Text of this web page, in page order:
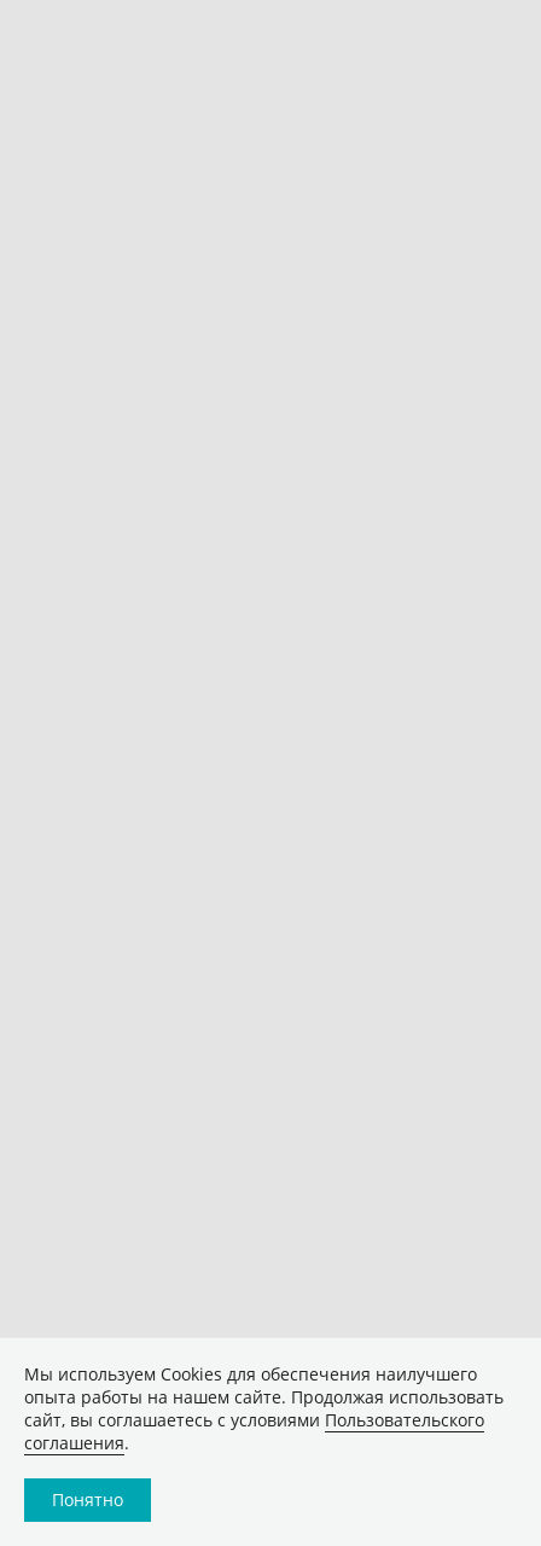
Мы используем Сookies для обеспечения наилучшего
опыта работы на нашем сайте. Продолжая использовать
сайт, вы соглашаетесь с условиями Пользовательского
соглашения.
Понятно